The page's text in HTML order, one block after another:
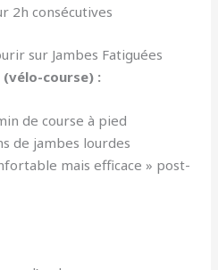
2h consécutives
sur Jambes Fatiguées
(vélo-course) :
de course à pied
de jambes lourdes
mais efficace » post-